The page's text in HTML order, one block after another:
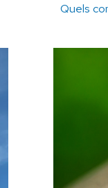
Quels